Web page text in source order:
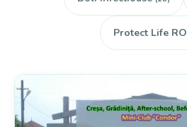
Protect Life RO